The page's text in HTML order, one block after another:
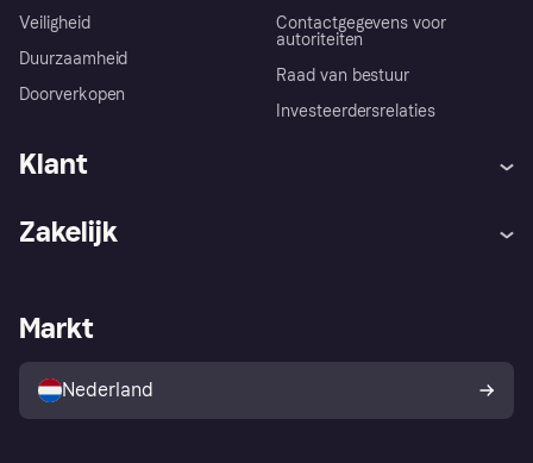
Veiligheid
Duurzaamheid
Doorverkopen
Contactgegevens voor
autoriteiten
Raad van bestuur
Investeerdersrelaties
Klant
Winkeloverzicht
Kopersbescherming voor
consumenten
Zakelijk
Zakelijke login
Markt
Nederland